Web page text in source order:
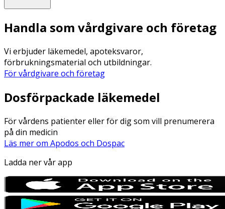
Handla som vårdgivare och företag
Vi erbjuder läkemedel, apoteksvaror,
förbrukningsmaterial och utbildningar.
För vårdgivare och företag
Dosförpackade läkemedel
För vårdens patienter eller för dig som vill prenumerera
på din medicin
Läs mer om Apodos och Dospac
Ladda ner vår app